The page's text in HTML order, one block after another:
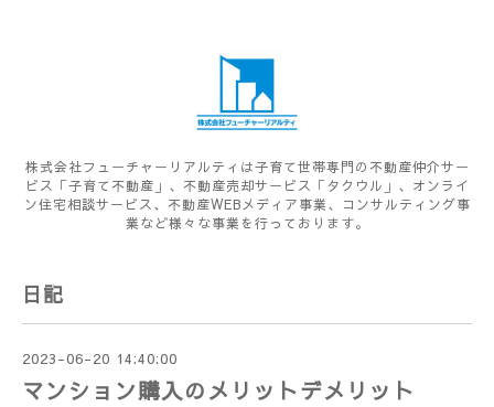
株式会社フューチャーリアルティは子育て世帯専門の不動産仲介サー
ビス「子育て不動産」、不動産売却サービス「タクウル」、オンライ
ン住宅相談サービス、不動産WEBメディア事業、コンサルティング事
業など様々な事業を行っております。
日記
2023-06-20 14:40:00
マンション購入のメリットデメリット